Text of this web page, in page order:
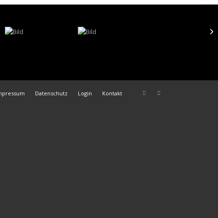
Datenschutz Login Kontakt